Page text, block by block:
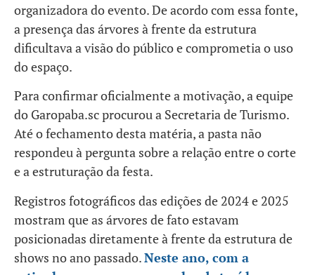
organizadora do evento. De acordo com essa fonte,
a presença das árvores à frente da estrutura
dificultava a visão do público e comprometia o uso
do espaço.
Para confirmar oficialmente a motivação, a equipe
do Garopaba.sc procurou a Secretaria de Turismo.
Até o fechamento desta matéria, a pasta não
respondeu à pergunta sobre a relação entre o corte
e a estruturação da festa.
Registros fotográficos das edições de 2024 e 2025
mostram que as árvores de fato estavam
posicionadas diretamente à frente da estrutura de
shows no ano passado.Neste ano, com a